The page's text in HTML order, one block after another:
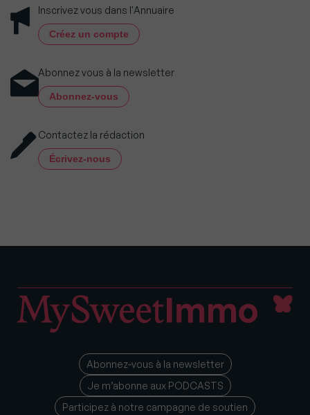
Inscrivez vous dans l'Annuaire
Créez un compte
Abonnez vous à la newsletter
Abonnez-vous
Contactez la rédaction
Écrivez-nous
Abonnez-vous à la newsletter
Je m’abonne aux PODCASTS
Participez à notre campagne de soutien